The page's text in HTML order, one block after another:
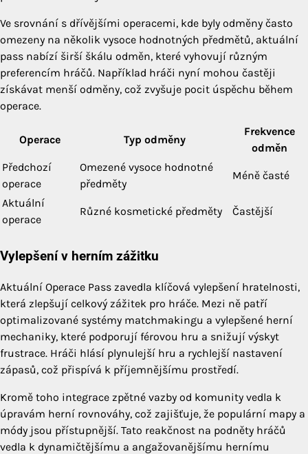
Ve srovnání s dřívějšími operacemi, kde byly odměny často
omezeny na několik vysoce hodnotných předmětů, aktuální
pass nabízí širší škálu odměn, které vyhovují různým
preferencím hráčů. Například hráči nyní mohou častěji
získávat menší odměny, což zvyšuje pocit úspěchu během
operace.
Operace Typ odměny
Frekvence
odměn
Předchozí
operace
Omezené vysoce hodnotné
předměty
Méně časté
Aktuální
operace
Různé kosmetické předměty Častější
Vylepšení v herním zážitku
Aktuální Operace Pass zavedla klíčová vylepšení hratelnosti,
která zlepšují celkový zážitek pro hráče. Mezi ně patří
optimalizované systémy matchmakingu a vylepšené herní
mechaniky, které podporují férovou hru a snižují výskyt
frustrace. Hráči hlásí plynulejší hru a rychlejší nastavení
zápasů, což přispívá k příjemnějšímu prostředí.
Kromě toho integrace zpětné vazby od komunity vedla k
úpravám herní rovnováhy, což zajišťuje, že populární mapy a
módy jsou přístupnější. Tato reakčnost na podněty hráčů
vedla k dynamičtějšímu a angažovanějšímu hernímu